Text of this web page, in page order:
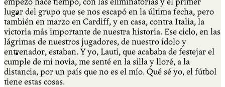
Ají Ediciones
Qué es Ají
lugar del grupo que se nos escapó en la última fecha, pero
también en marzo en Cardiff, y en casa, contra Italia, la
victoria más importante de nuestra historia. Ese ciclo, en las
lágrimas de nuestros jugadores, de nuestro ídolo y
entrenador, estaban. Y yo, Lauti, que acababa de festejar el
cumple de mi novia, me senté en la silla y lloré, a la
distancia, por un país que no es el mío. Qué sé yo, el fútbol
tiene estas cosas.